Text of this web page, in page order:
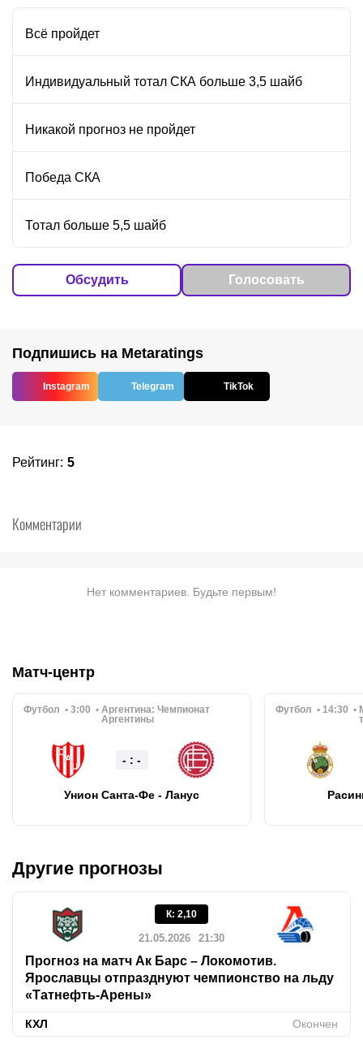
Всё пройдет
Индивидуальный тотал СКА больше 3,5 шайб
Никакой прогноз не пройдет
Победа СКА
Тотал больше 5,5 шайб
Обсудить Голосовать
Подпишись на Metaratings
Instagram Telegram TikTok
Рейтинг: 5
Комментарии
Нет комментариев. Будьте первым!
Матч-центр
Футбол 3:00 Аргентина: Чемпионат
Аргентины
- : -
Унион Санта-Фе - Ланус
Футбол 14:30
Другие прогнозы
К: 2,10
21.05.2026 21:30
Прогноз на матч Ак Барс – Локомотив.
Ярославцы отпразднуют чемпионство на льду
«Татнефть-Арены»
КХЛ Окончен